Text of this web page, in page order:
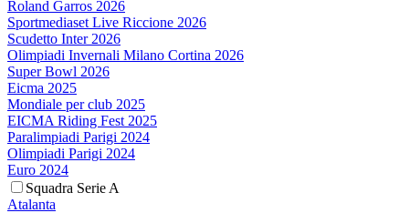
Roland Garros 2026
Sportmediaset Live Riccione 2026
Scudetto Inter 2026
Olimpiadi Invernali Milano Cortina 2026
Super Bowl 2026
Eicma 2025
Mondiale per club 2025
EICMA Riding Fest 2025
Paralimpiadi Parigi 2024
Olimpiadi Parigi 2024
Euro 2024
Squadra Serie A
Atalanta